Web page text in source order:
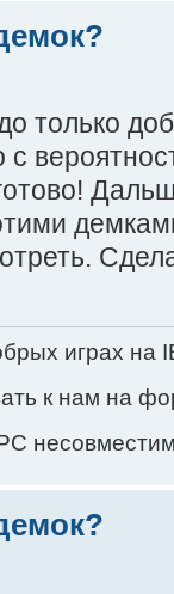
только
с
играх на
к нам на